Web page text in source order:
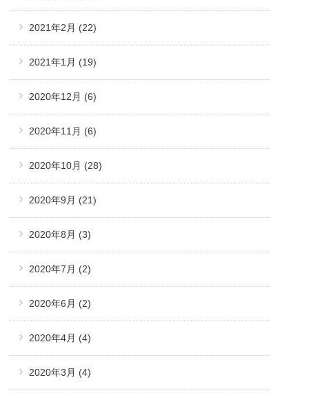
2021年2月 (22)
2021年1月 (19)
2020年12月 (6)
2020年11月 (6)
2020年10月 (28)
2020年9月 (21)
2020年8月 (3)
2020年7月 (2)
2020年6月 (2)
2020年4月 (4)
2020年3月 (4)